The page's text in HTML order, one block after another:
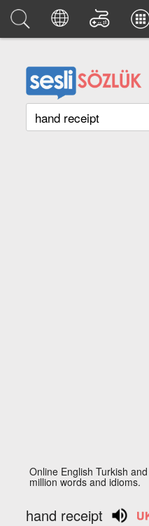
Online English Turkish
million words and idioms.
hand receipt